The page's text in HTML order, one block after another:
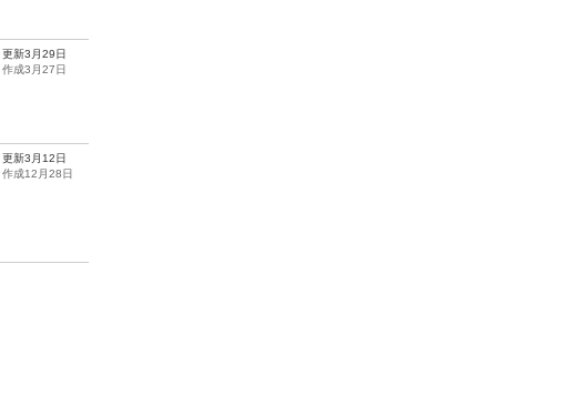
更新3月29日
作成3月27日
更新3月12日
作成12月28日